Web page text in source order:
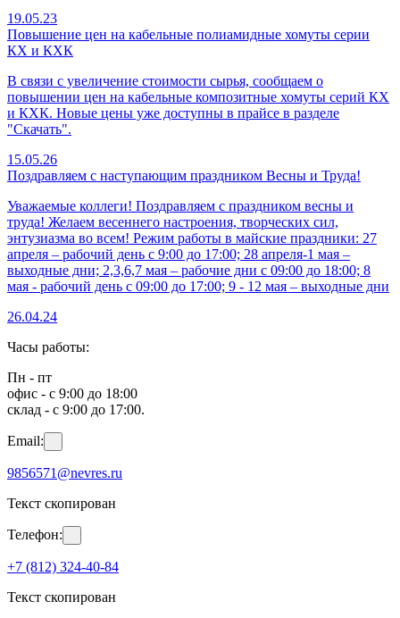
19.05.23
Повышение цен на кабельные полиамидные хомуты серии
КХ и КХК
В связи с увеличение стоимости сырья, сообщаем о
повышении цен на кабельные композитные хомуты серий КХ
и КХК. Новые цены уже доступны в прайсе в разделе
"Скачать".
15.05.26
Поздравляем с наступающим праздником Весны и Труда!
Уважаемые коллеги! Поздравляем с праздником весны и
труда! Желаем весеннего настроения, творческих сил,
энтузиазма во всем! Режим работы в майские праздники: 27
апреля – рабочий день с 9:00 до 17:00; 28 апреля-1 мая –
выходные дни; 2,3,6,7 мая – рабочие дни с 09:00 до 18:00; 8
мая - рабочий день с 09:00 до 17:00; 9 - 12 мая – выходные дни
26.04.24
Часы работы:
Пн - пт
офис - с 9:00 до 18:00
склад - с 9:00 до 17:00.
Email:
9856571@nevres.ru
Текст скопирован
Телефон:
+7 (812) 324-40-84
Текст скопирован